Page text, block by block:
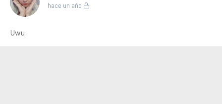
hace un año
Uwu